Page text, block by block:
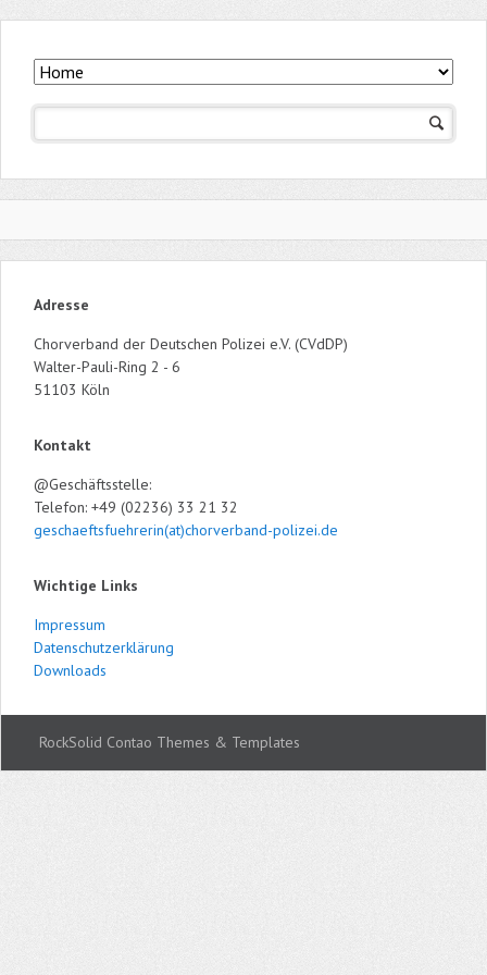
Adresse
Chorverband der Deutschen Polizei e.V. (CVdDP)
Walter-Pauli-Ring 2 - 6
51103 Köln
Kontakt
@Geschäftsstelle:
Telefon: +49 (02236) 33 21 32
geschaeftsfuehrerin(at)chorverband-polizei.de
Wichtige Links
Impressum
Datenschutzerklärung
Downloads
RockSolid Contao Themes & Templates